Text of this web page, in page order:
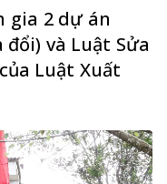
gia 2 dự án
và Luật Sửa
Luật Xuất